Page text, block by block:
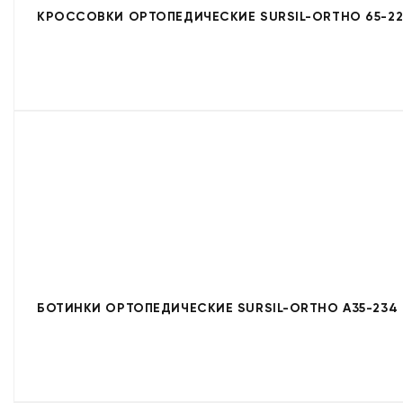
КРОССОВКИ ОРТОПЕДИЧЕСКИЕ SURSIL-ORTHO 65-
БОТИНКИ ОРТОПЕДИЧЕСКИЕ SURSIL-ORTHO A35-234